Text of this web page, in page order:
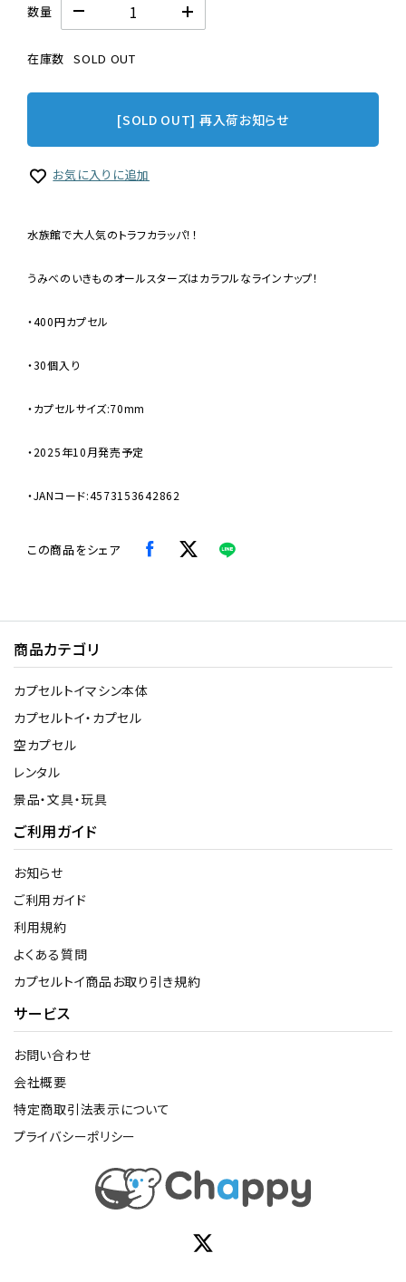
数量
在庫数 SOLD OUT
[SOLD OUT] 再入荷お知らせ
お気に入りに追加
水族館で大人気のトラフカラッパ！！
うみべのいきものオールスターズはカラフルなラインナップ！
・400円カプセル
・30個入り
・カプセルサイズ:70mm
・2025年10月発売予定
・JANコード:4573153642862
この商品をシェア
商品カテゴリ
カプセルトイマシン本体
カプセルトイ・カプセル
空カプセル
レンタル
景品・文具・玩具
ご利用ガイド
お知らせ
ご利用ガイド
利用規約
よくある質問
カプセルトイ商品お取り引き規約
サービス
お問い合わせ
会社概要
特定商取引法表示について
プライバシーポリシー